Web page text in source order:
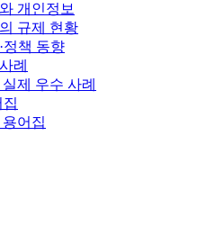
개인정보
규제 현황
정책 동향
례
제 우수 사례
어집